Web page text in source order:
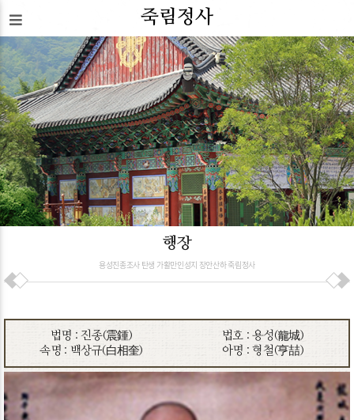
죽림정사
행장
용성진종조사 탄생 가활만인성지 장안산하 죽림정사
법명 : 진종(震鍾)
법호 : 용성(龍城)
속명 : 백상규(白相奎)
아명 : 형철(亨喆)